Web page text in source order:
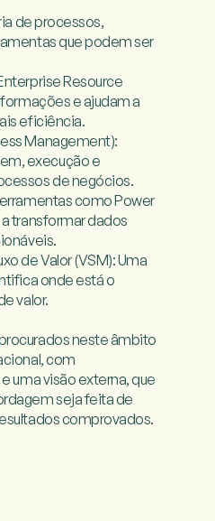
de processos,
que podem ser
Resource
e ajudam a
eficiência.
Management):
execução e
de negócios.
como Power
a transformar dados
de Valor (VSM): Uma
onde está o
valor.
neste âmbito
com
uma visão externa, que
seja feita de
comprovados.